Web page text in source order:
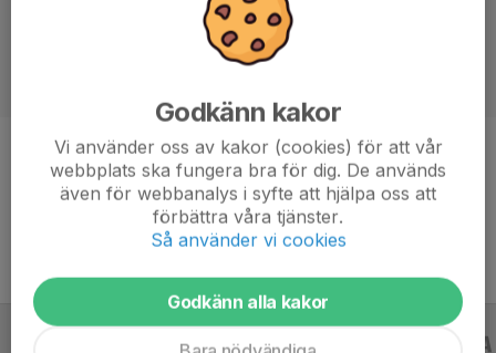
Position
-
11 år
ALLA ÅR
Godkänn kakor
Vi använder oss av kakor (cookies) för att vår
webbplats ska fungera bra för dig. De används
även för webbanalys i syfte att hjälpa oss att
förbättra våra tjänster.
Så använder vi cookies
Godkänn alla kakor